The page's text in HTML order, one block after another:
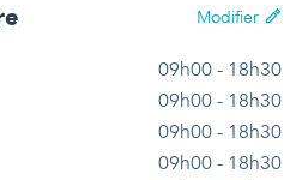
Modifier
09h00 - 18h30
09h00 - 18h30
09h00 - 18h30
09h00 - 18h30